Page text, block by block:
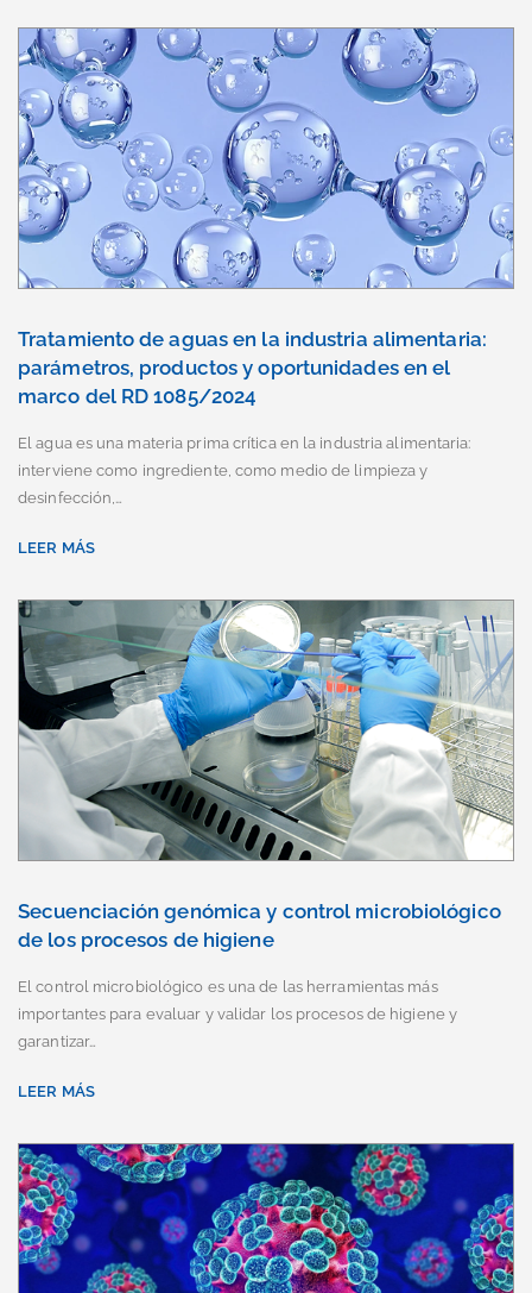
Tratamiento de aguas en la industria alimentaria:
parámetros, productos y oportunidades en el
marco del RD 1085/2024
El agua es una materia prima crítica en la industria alimentaria:
interviene como ingrediente, como medio de limpieza y
desinfección,…
LEER MÁS
Secuenciación genómica y control microbiológico
de los procesos de higiene
El control microbiológico es una de las herramientas más
importantes para evaluar y validar los procesos de higiene y
garantizar…
LEER MÁS